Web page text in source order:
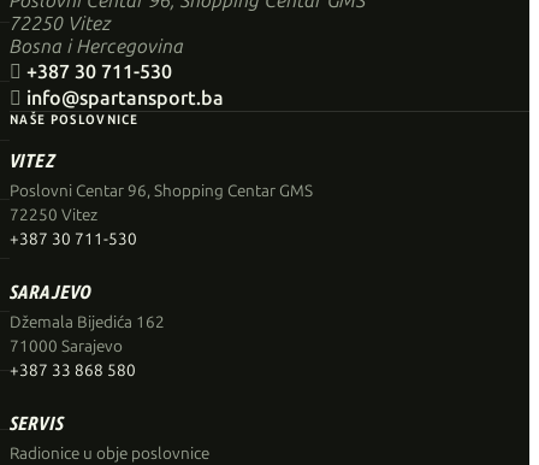
72250 Vitez
Bosna i Hercegovina
 +387 30 711-530
 info@spartansport.ba
NAŠE POSLOVNICE
VITEZ
Poslovni Centar 96, Shopping Centar GMS
72250 Vitez
+387 30 711-530
SARAJEVO
Džemala Bijedića 162
71000 Sarajevo
+387 33 868 580
SERVIS
Radionice u obje poslovnice